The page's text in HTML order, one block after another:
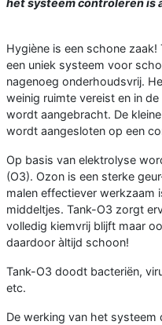
het systeem controleren is
Hygiène is een schone
een uniek systeem voor
nagenoeg onderhoudsvrij.
weinig ruimte vereist en in
wordt aangebracht. De
wordt aangesloten op een
Op basis van elektrolyse
(O3). Ozon is een sterke
malen effectiever
middeltjes. Tank-O3 zorgt
volledig kiemvrij blijft maar
daardoor àltijd schoon!
Tank-O3 doodt bacteriën,
etc.
De werking van het